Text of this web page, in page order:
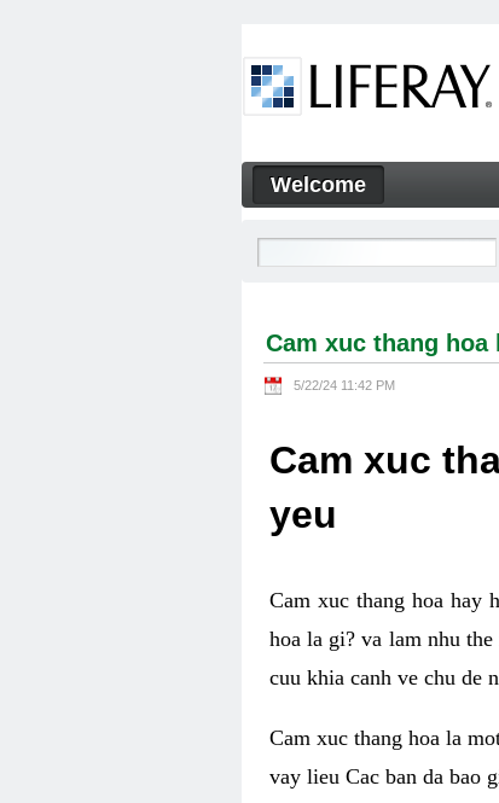
Cam xuc thang hoa la
Navigation
Welcome
Cam xuc thang
5/22/24 11:42 PM
Cam xuc
yeu
Cam xuc thang hoa hay
hoa la gi? va lam nhu
cuu khia canh ve chu de
Cam xuc thang hoa la
vay lieu Cac ban da bao